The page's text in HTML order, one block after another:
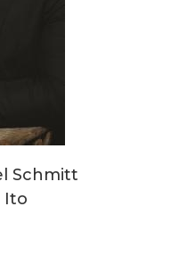
Schmitt
Ito